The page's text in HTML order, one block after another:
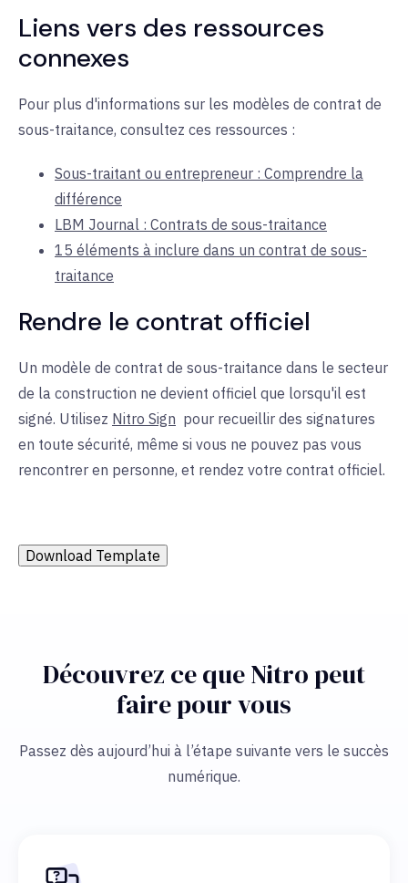
Liens vers des ressources
connexes
Pour plus d'informations sur les modèles de contrat de
sous-traitance, consultez ces ressources :
Sous-traitant ou entrepreneur : Comprendre la
différence
LBM Journal : Contrats de sous-traitance
15 éléments à inclure dans un contrat de sous-
traitance
Rendre le contrat officiel
Un modèle de contrat de sous-traitance dans le secteur
de la construction ne devient officiel que lorsqu'il est
signé. Utilisez Nitro Sign pour recueillir des signatures
en toute sécurité, même si vous ne pouvez pas vous
rencontrer en personne, et rendez votre contrat officiel.
Download Template
Découvrez ce que Nitro peut
faire pour vous
Passez dès aujourd’hui à l’étape suivante vers le succès
numérique.